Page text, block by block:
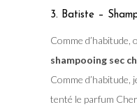
3. Batiste –
Comme d’habitude,
shampooing sec
Comme d’habitude,
tenté le parfum